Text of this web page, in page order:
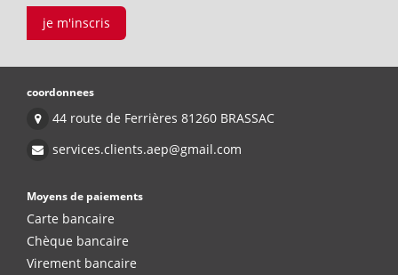
je m'inscris
coordonnees
44 route de Ferrières 81260 BRASSAC
services.clients.aep@gmail.com
Moyens de paiements
Carte bancaire
Chèque bancaire
Virement bancaire